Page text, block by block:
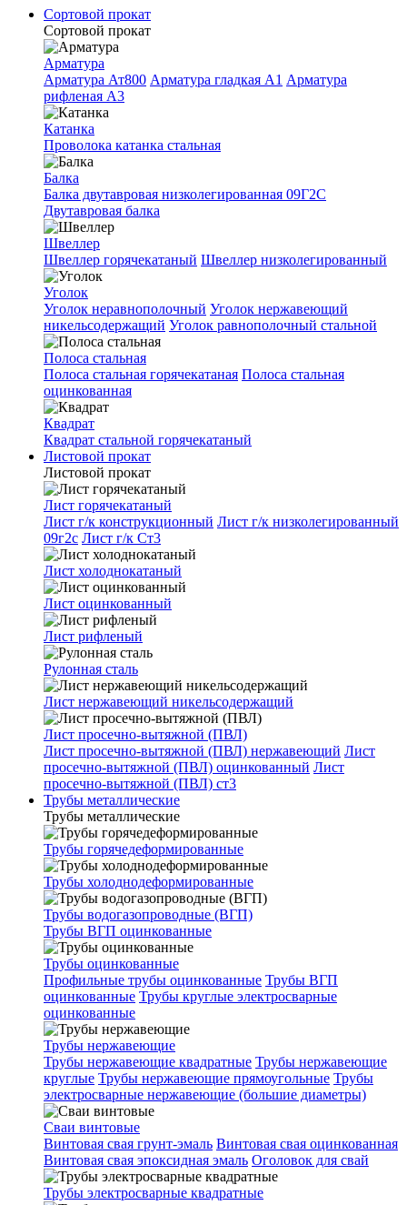
Сортовой прокат
Сортовой прокат
Арматура
Арматура Ат800 Арматура гладкая A1 Арматура
рифленая A3
Катанка
Проволока катанка стальная
Балка
Балка двутавровая низколегированная 09Г2С
Двутавровая балка
Швеллер
Швеллер горячекатаный Швеллер низколегированный
Уголок
Уголок неравнополочный Уголок нержавеющий
никельсодержащий Уголок равнополочный стальной
Полоса стальная
Полоса стальная горячекатаная Полоса стальная
оцинкованная
Квадрат
Квадрат стальной горячекатаный
Листовой прокат
Листовой прокат
Лист горячекатаный
Лист г/к конструкционный Лист г/к низколегированный
09г2с Лист г/к Ст3
Лист холоднокатаный
Лист оцинкованный
Лист рифленый
Рулонная сталь
Лист нержавеющий никельсодержащий
Лист просечно-вытяжной (ПВЛ)
Лист просечно-вытяжной (ПВЛ) нержавеющий Лист
просечно-вытяжной (ПВЛ) оцинкованный Лист
просечно-вытяжной (ПВЛ) ст3
Трубы металлические
Трубы металлические
Трубы горячедеформированные
Трубы холоднодеформированные
Трубы водогазопроводные (ВГП)
Трубы ВГП оцинкованные
Трубы оцинкованные
Профильные трубы оцинкованные Трубы ВГП
оцинкованные Трубы круглые электросварные
оцинкованные
Трубы нержавеющие
Трубы нержавеющие квадратные Трубы нержавеющие
круглые Трубы нержавеющие прямоугольные Трубы
электросварные нержавеющие (большие диаметры)
Сваи винтовые
Винтовая свая грунт-эмаль Винтовая свая оцинкованная
Винтовая свая эпоксидная эмаль Оголовок для свай
Трубы электросварные квадратные